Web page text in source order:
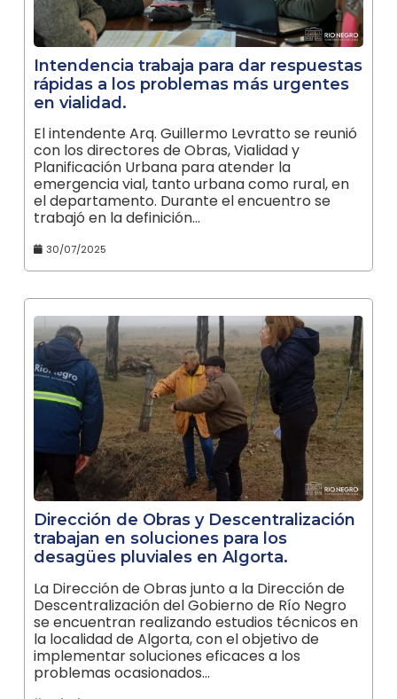
Intendencia trabaja para dar respuestas
rápidas a los problemas más urgentes
en vialidad.
El intendente Arq. Guillermo Levratto se reunió
con los directores de Obras, Vialidad y
Planificación Urbana para atender la
emergencia vial, tanto urbana como rural, en
el departamento. Durante el encuentro se
trabajó en la definición…
30/07/2025
Dirección de Obras y Descentralización
trabajan en soluciones para los
desagües pluviales en Algorta.
La Dirección de Obras junto a la Dirección de
Descentralización del Gobierno de Río Negro
se encuentran realizando estudios técnicos en
la localidad de Algorta, con el objetivo de
implementar soluciones eficaces a los
problemas ocasionados…